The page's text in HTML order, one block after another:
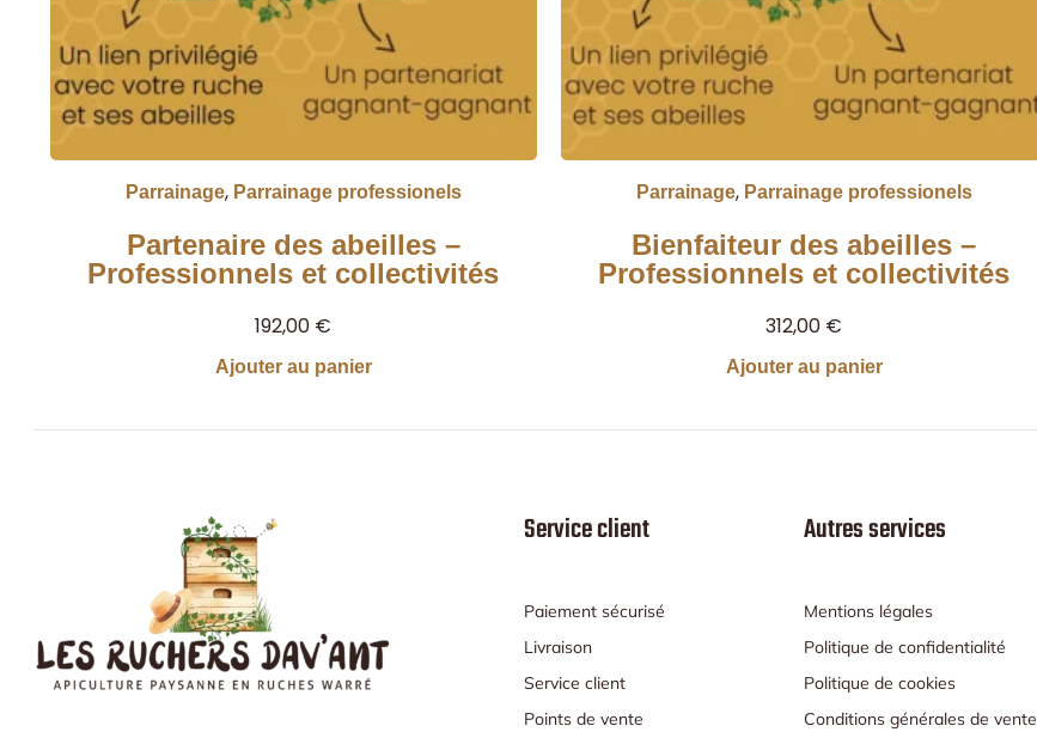
Parrainage, Parrainage professionels
Partenaire des abeilles –
Professionnels et collectivités
192,00 €
Ajouter au panier
Parrainage, Parrainage professionels
Bienfaiteur des abeilles –
Professionnels et collectivités
312,00 €
Ajouter au panier
Service client
Paiement sécurisé
Livraison
Service client
Points de vente
Autres services
Mentions légales
Politique de confidentialité
Politique de cookies
Conditions générales de vente